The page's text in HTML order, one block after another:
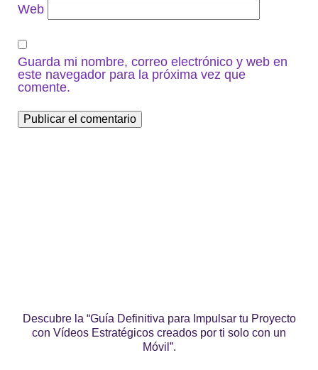
Web
Guarda mi nombre, correo electrónico y web en
este navegador para la próxima vez que
comente.
Descubre la “Guía Definitiva para Impulsar tu Proyecto
con Vídeos Estratégicos creados por ti solo con un
Móvil”.